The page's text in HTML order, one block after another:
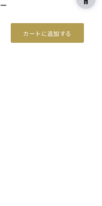
ー
カートに追加する